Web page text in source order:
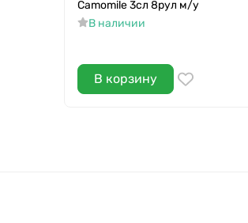
Camomile 3сл 8рул м/у
В наличии
В корзину